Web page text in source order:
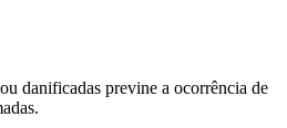
danificadas previne a ocorrência de